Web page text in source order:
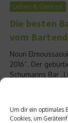
Um dir ein optimales
Cookies, um
Leben & Genuss
Die besten
vom
Nouri
2016“. Der
Schumanns Bar
Yorker
Weiterlesen